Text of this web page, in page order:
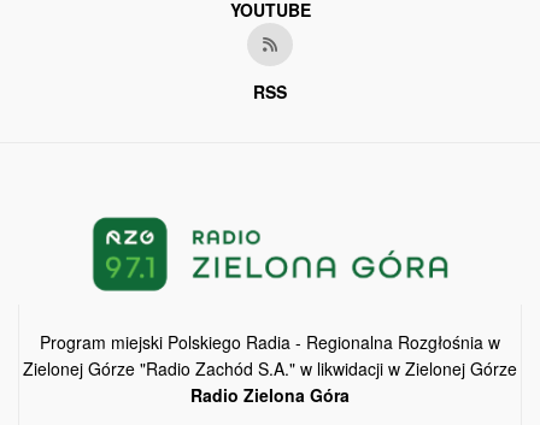
YOUTUBE
RSS
Program miejski Polskiego Radia - Regionalna Rozgłośnia w
Zielonej Górze "Radio Zachód S.A." w likwidacji w Zielonej Górze
Radio Zielona Góra